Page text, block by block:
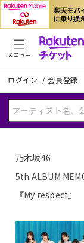
ログイン /会員登録
メニュー
乃木坂46
5th ALBUM
『My respect』